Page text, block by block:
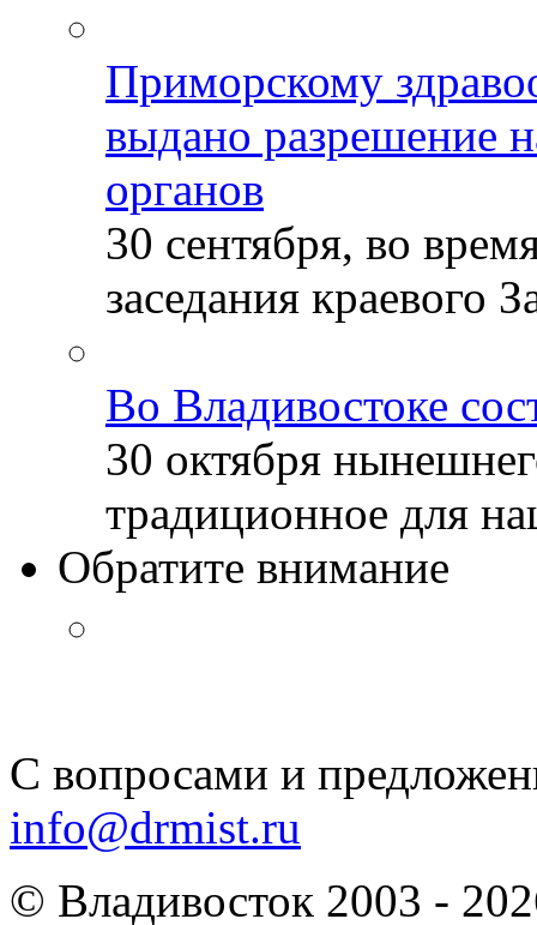
Приморскому
выдано разрешение
органов
30 сентября, во
заседания краевого
Во Владивостоке
30 октября
традиционное для
Обратите внимание
С вопросами и
info@drmist.ru
© Владивосток 2003 -